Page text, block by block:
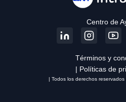
Centro de
Términos y
| Políticas de
| Todos los derechos